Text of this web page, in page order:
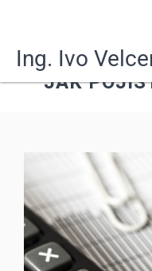
Ing. Ivo
JAK